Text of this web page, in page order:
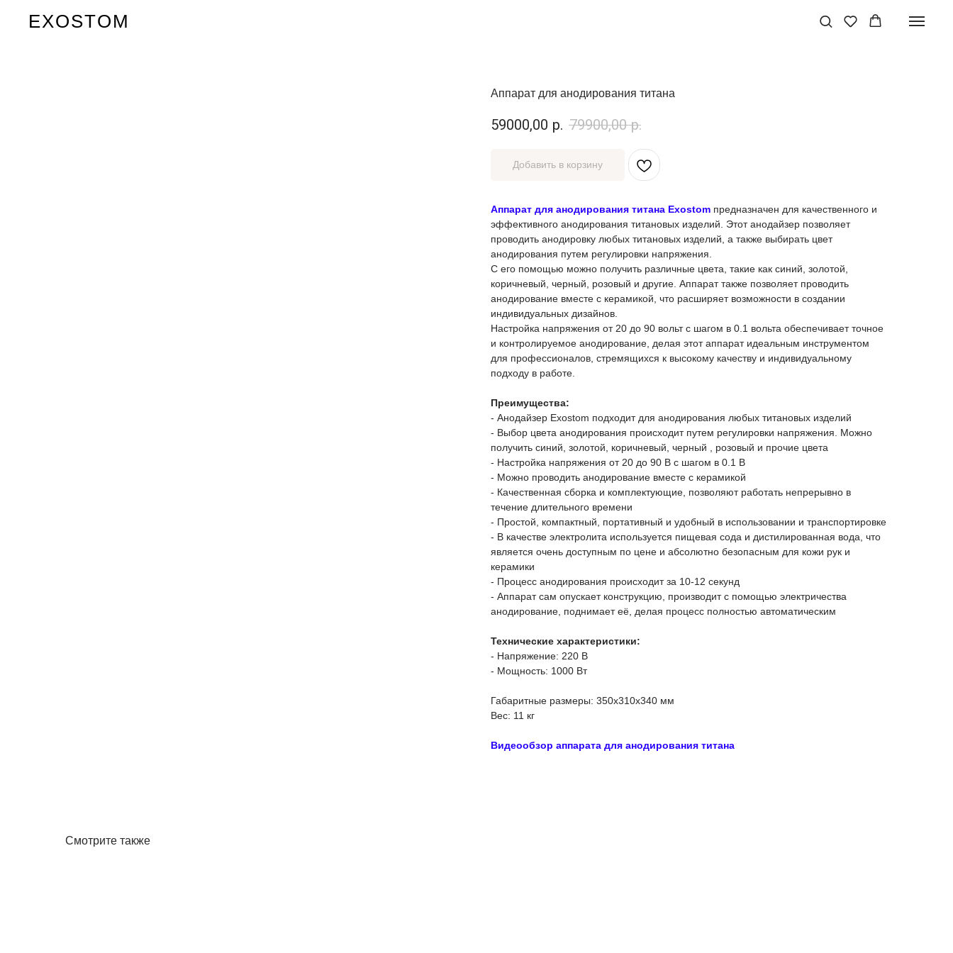
EXOSTOM
Аппарат для анодирования титана
59000,00 р. 79900,00 р.
Добавить в корзину
Аппарат для анодирования титана Exostom предназначен для качественного и
эффективного анодирования титановых изделий. Этот анодайзер позволяет
проводить анодировку любых титановых изделий, а также выбирать цвет
анодирования путем регулировки напряжения.
С его помощью можно получить различные цвета, такие как синий, золотой,
коричневый, черный, розовый и другие. Аппарат также позволяет проводить
анодирование вместе с керамикой, что расширяет возможности в создании
индивидуальных дизайнов.
Настройка напряжения от 20 до 90 вольт с шагом в 0.1 вольта обеспечивает точное
и контролируемое анодирование, делая этот аппарат идеальным инструментом
для профессионалов, стремящихся к высокому качеству и индивидуальному
подходу в работе.
Преимущества:
- Анодайзер Exostom подходит для анодирования любых титановых изделий
- Выбор цвета анодирования происходит путем регулировки напряжения. Можно
получить синий, золотой, коричневый, черный , розовый и прочие цвета
- Настройка напряжения от 20 до 90 В с шагом в 0.1 В
- Можно проводить анодирование вместе с керамикой
- Качественная сборка и комплектующие, позволяют работать непрерывно в
течение длительного времени
- Простой, компактный, портативный и удобный в использовании и транспортировке
- В качестве электролита используется пищевая сода и дистилированная вода, что
является очень доступным по цене и абсолютно безопасным для кожи рук и
керамики
- Процесс анодирования происходит за 10-12 секунд
- Аппарат сам опускает конструкцию, производит с помощью электричества
анодирование, поднимает её, делая процесс полностью автоматическим
Технические характеристики:
- Напряжение: 220 В
- Мощность: 1000 Вт
Габаритные размеры: 350х310х340 мм
Вес: 11 кг
Видеообзор аппарата для анодирования титана
Смотрите также